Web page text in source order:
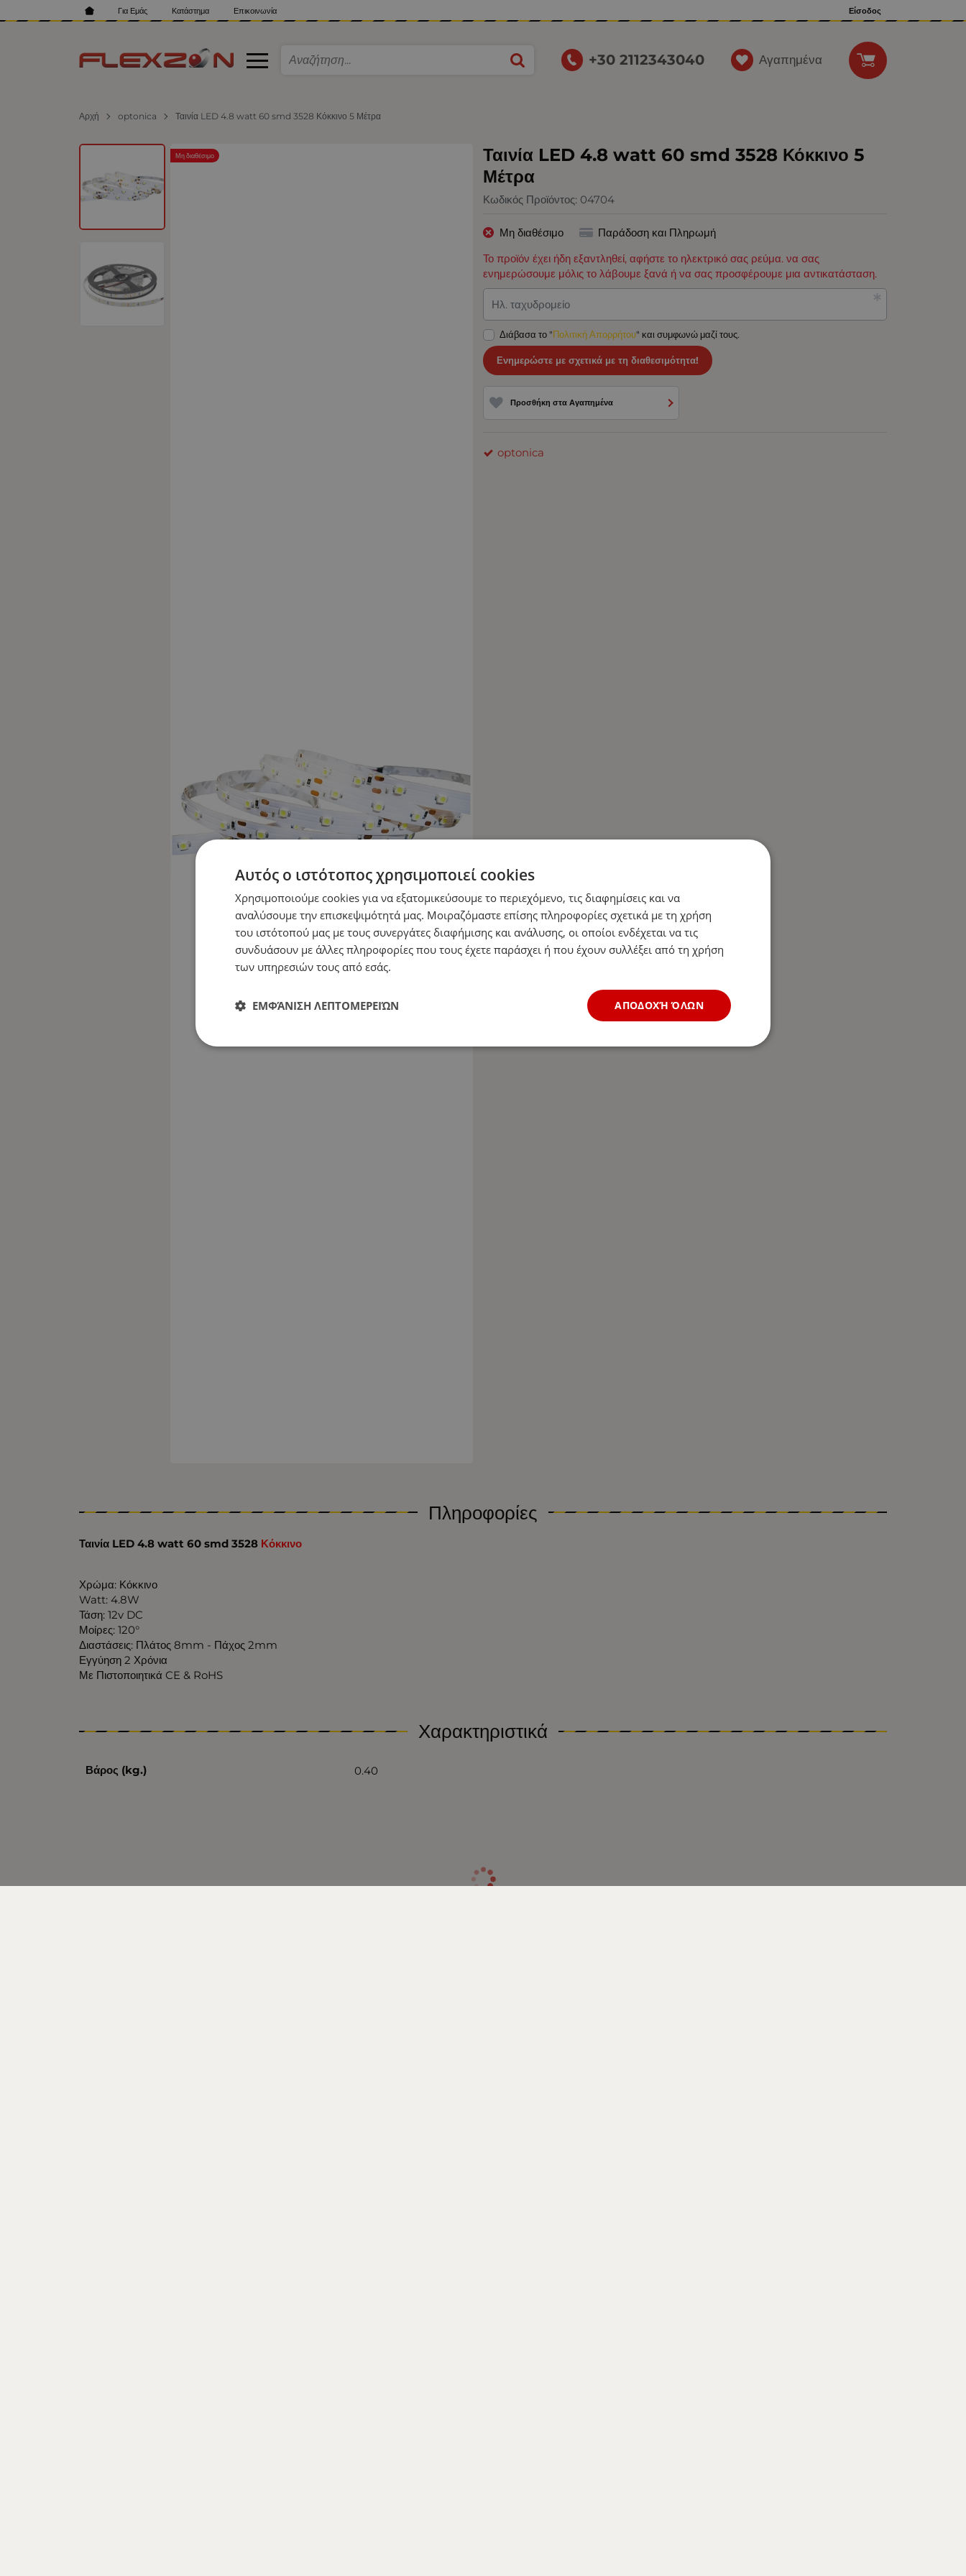
Για Εμάς Κατάστημα Επικοινωνία Είσοδος
+30 2112343040 Αγαπημένα
Αρχή optonica Ταινία LED 4.8 watt 60 smd 3528 Κόκκινο 5 Μέτρα
Ταινία LED 4.8 watt 60 smd 3528 Κόκκινο 5
Μέτρα
Κωδικός Προϊόντος: 04704
Μη διαθέσιμο
Μη διαθέσιμο
Παράδοση και Πληρωμή
Το προϊόν έχει ήδη εξαντληθεί, αφήστε το ηλεκτρικό σας ρεύμα. να σας
ενημερώσουμε μόλις το λάβουμε ξανά ή να σας προσφέρουμε μια αντικατάσταση.
Ηλ. ταχυδρομείο
Διάβασα το "Πολιτική Απορρήτου" και συμφωνώ μαζί τους.
Ενημερώστε με σχετικά με τη διαθεσιμότητα!
Προσθήκη στα Αγαπημένα
optonica
Πληροφορίες
Ταινία LED 4.8 watt 60 smd 3528 Κόκκινο
Χρώμα: Κόκκινο
Watt: 4.8W
Τάση: 12v DC
Μοίρες: 120°
Διαστάσεις: Πλάτος 8mm - Πάχος 2mm
Εγγύηση 2 Χρόνια
Με Πιστοποιητικά CE & RoHS
Χαρακτηριστικά
Βάρος (kg.) 0.40
Αυτός ο ιστότοπος χρησιμοποιεί cookies
Χρησιμοποιούμε cookies για να εξατομικεύσουμε το περιεχόμενο, τις διαφημίσεις και να
αναλύσουμε την επισκεψιμότητά μας. Μοιραζόμαστε επίσης πληροφορίες σχετικά με τη χρήση
του ιστότοπού μας με τους συνεργάτες διαφήμισης και ανάλυσης, οι οποίοι ενδέχεται να τις
συνδυάσουν με άλλες πληροφορίες που τους έχετε παράσχει ή που έχουν συλλέξει από τη χρήση
των υπηρεσιών τους από εσάς.
ΑΠΟΔΟΧΉ ΌΛΩΝ
ΕΜΦΆΝΙΣΗ ΛΕΠΤΟΜΕΡΕΙΏΝ